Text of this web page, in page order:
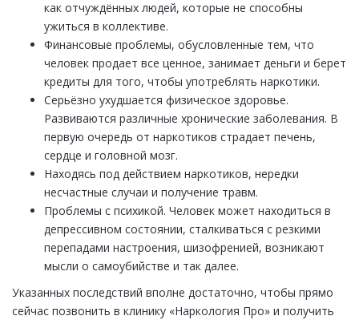
как отчуждённых людей, которые не способны
ужиться в коллективе.
Финансовые проблемы, обусловленные тем, что
человек продает все ценное, занимает деньги и берет
кредиты для того, чтобы употреблять наркотики.
Серьёзно ухудшается физическое здоровье.
Развиваются различные хронические заболевания. В
первую очередь от наркотиков страдает печень,
сердце и головной мозг.
Находясь под действием наркотиков, нередки
несчастные случаи и получение травм.
Проблемы с психикой. Человек может находиться в
депрессивном состоянии, сталкиваться с резкими
перепадами настроения, шизофренией, возникают
мысли о самоубийстве и так далее.
Указанных последствий вполне достаточно, чтобы прямо
сейчас позвонить в клинику «Наркология Про» и получить